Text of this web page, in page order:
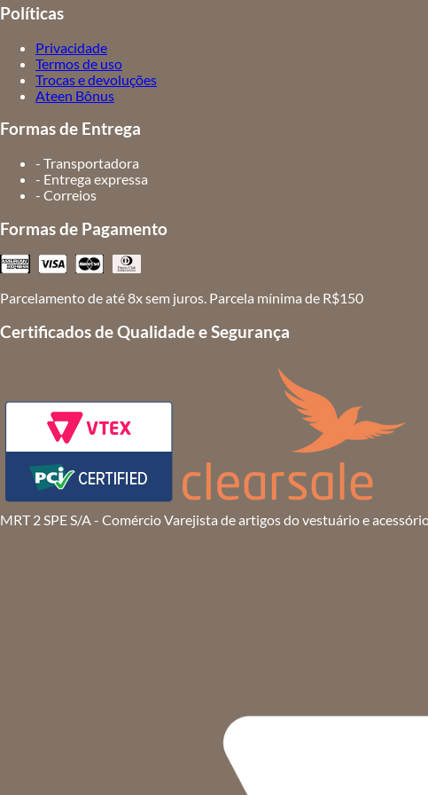
Políticas
Privacidade
Termos de uso
Trocas e devoluções
Ateen Bônus
Formas de Entrega
- Transportadora
- Entrega expressa
- Correios
Formas de Pagamento
Parcelamento de até 8x sem juros. Parcela mínima de R$150
Certificados de Qualidade e Segurança
MRT 2 SPE S/A - Comércio Varejista de artigos do vestuário e